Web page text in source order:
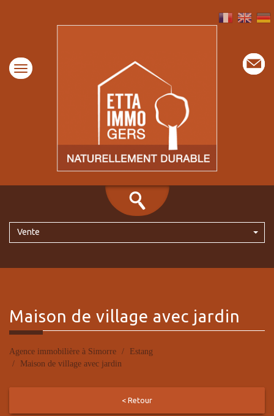
Vente
maison de village avec jardin
Agence immobilière à Simorre
Estang
Maison de village avec jardin
< Retour